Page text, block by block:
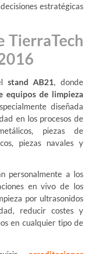
estratégicas
TierraTech
stand AB21, donde
equipos de limpieza
diseñada
en los procesos de
piezas de
piezas navales y
personalmente a los
en vivo de los
por ultrasonidos
reducir costes y
en cualquier tipo de